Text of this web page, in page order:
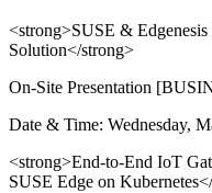
<strong>SUSE &
Solution</strong>
On-Site Presentation
Date & Time: Wednesday,
<strong>End-to-End IoT
SUSE Edge on Kubernetes